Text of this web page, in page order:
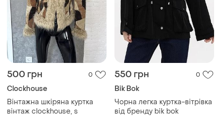
500 грн 0
Clockhouse
Вінтажна шкіряна куртка
вінтаж clockhouse, s
550 грн 0
Bik Bok
Чорна легка куртка-вітрівка
від бренду bik bok